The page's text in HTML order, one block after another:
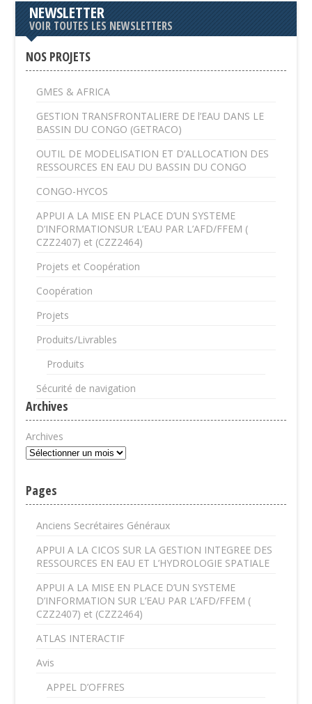
NEWSLETTER
VOIR TOUTES LES NEWSLETTERS
NOS PROJETS
GMES & AFRICA
GESTION TRANSFRONTALIERE DE l’EAU DANS LE
BASSIN DU CONGO (GETRACO)
OUTIL DE MODELISATION ET D’ALLOCATION DES
RESSOURCES EN EAU DU BASSIN DU CONGO
CONGO-HYCOS
APPUI A LA MISE EN PLACE D’UN SYSTEME
D’INFORMATIONSUR L’EAU PAR L’AFD/FFEM (
CZZ2407) et (CZZ2464)
Projets et Coopération
Coopération
Projets
Produits/Livrables
Produits
Sécurité de navigation
Archives
Archives
Pages
Anciens Secrétaires Généraux
APPUI A LA CICOS SUR LA GESTION INTEGREE DES
RESSOURCES EN EAU ET L’HYDROLOGIE SPATIALE
APPUI A LA MISE EN PLACE D’UN SYSTEME
D’INFORMATION SUR L’EAU PAR L’AFD/FFEM (
CZZ2407) et (CZZ2464)
ATLAS INTERACTIF
Avis
APPEL D’OFFRES